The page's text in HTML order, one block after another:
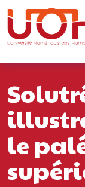
Passer au contenu
Navigation
le